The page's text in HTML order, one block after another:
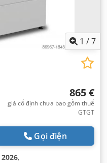
1 /7
865 €
giá cố định chưa bao gồm thuế
GTGT
Gọi điện
2026,